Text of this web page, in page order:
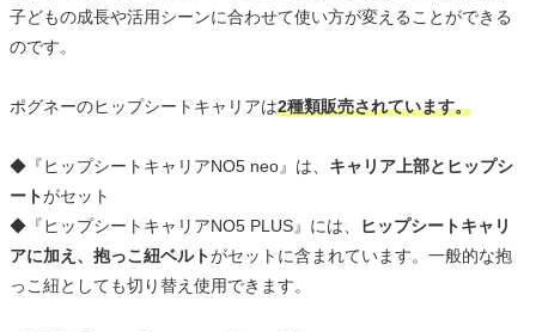
子どもの成長や活用シーンに合わせて使い方が変えることができる
のです。
ポグネーのヒップシートキャリアは2種類販売されています。
◆『ヒップシートキャリアNO5 neo』は、 キャリア上部とヒップシ
ートがセット
◆『ヒップシートキャリアNO5 PLUS』には、
ヒップシートキャリ
アに加え、抱っこ紐ベルトがセットに含まれています。一般的な抱
っこ紐としても切り替え使用できます。